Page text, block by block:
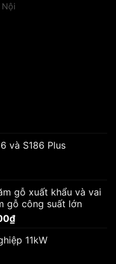
Nội
và S186 Plus
gỗ xuất khẩu và vai
gỗ công suất lớn
₫Giá
tại11kW